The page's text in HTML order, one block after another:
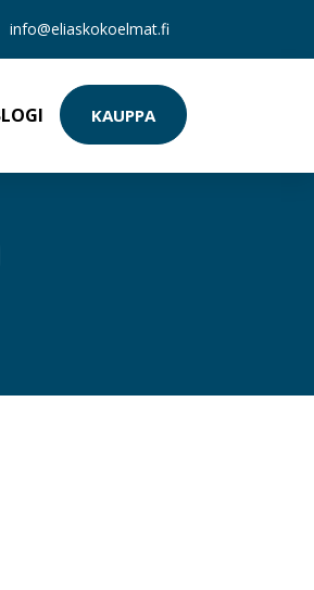
info@eliaskokoelmat.fi
KAUPPA